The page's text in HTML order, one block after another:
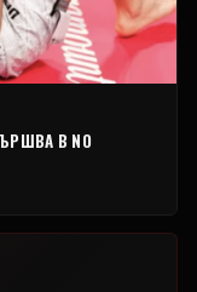
В NO